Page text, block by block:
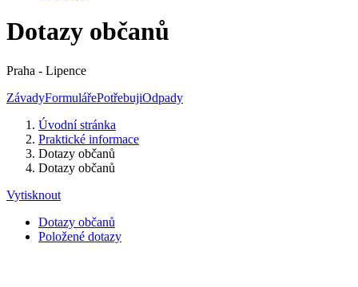
Dotazy občanů
Praha - Lipence
ZávadyFormulářePotřebujiOdpady
Úvodní stránka
Praktické informace
Dotazy občanů
Dotazy občanů
Vytisknout
Dotazy občanů
Položené dotazy